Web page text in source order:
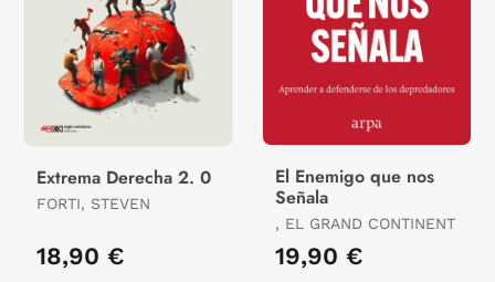
Extrema Derecha 2. 0
FORTI, STEVEN
18,90 €
El Enemigo que nos
Señala
, EL GRAND CONTINENT
19,90 €